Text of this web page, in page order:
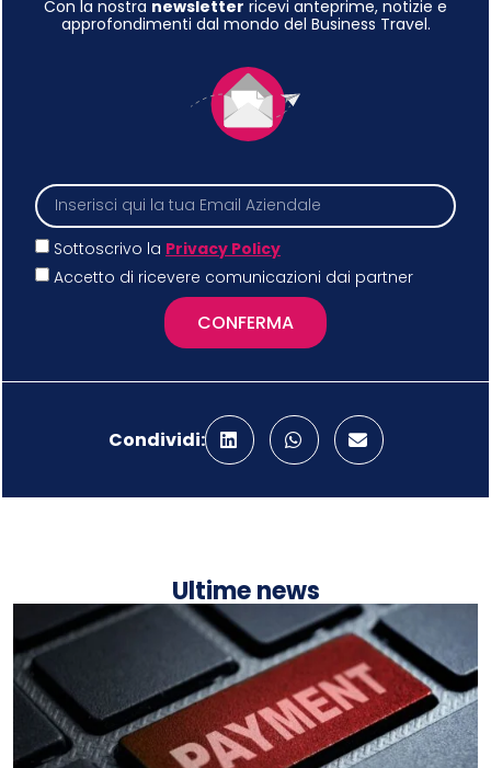
Con la nostra newsletter ricevi anteprime, notizie e
approfondimenti dal mondo del Business Travel.
Sottoscrivo la Privacy Policy
Accetto di ricevere comunicazioni dai partner
CONFERMA
Condividi:
Ultime news